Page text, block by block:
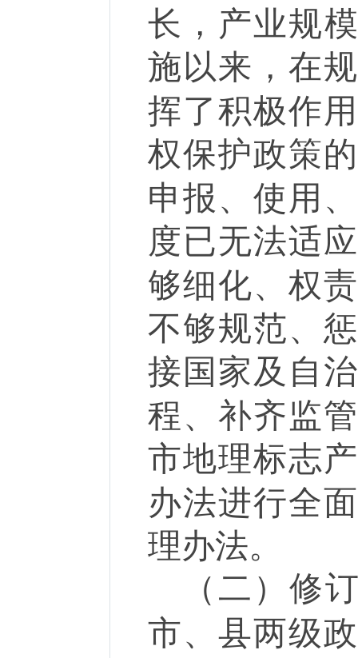
长，产业规
施以来，在
挥了积极作
权保护政策
申报、使用
度已无法适
够细化、权
不够规范、
接国家及自
程、补齐监
市地理标志
办法进行全
理办法。
（二） 修
市、县两级